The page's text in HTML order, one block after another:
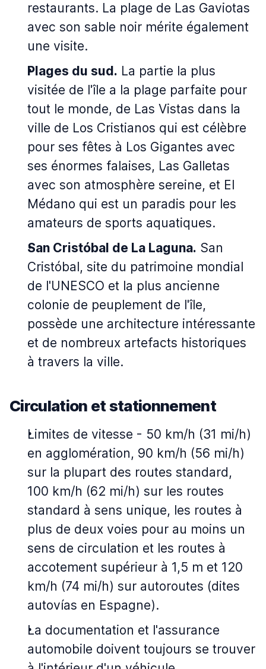
restaurants. La plage de Las Gaviotas
avec son sable noir mérite également
une visite.
Plages du sud. La partie la plus
visitée de l'île a la plage parfaite pour
tout le monde, de Las Vistas dans la
ville de Los Cristianos qui est célèbre
pour ses fêtes à Los Gigantes avec
ses énormes falaises, Las Galletas
avec son atmosphère sereine, et El
Médano qui est un paradis pour les
amateurs de sports aquatiques.
San Cristóbal de La Laguna. San
Cristóbal, site du patrimoine mondial
de l'UNESCO et la plus ancienne
colonie de peuplement de l'île,
possède une architecture intéressante
et de nombreux artefacts historiques
à travers la ville.
Circulation et stationnement
Limites de vitesse - 50 km/h (31 mi/h)
en agglomération, 90 km/h (56 mi/h)
sur la plupart des routes standard,
100 km/h (62 mi/h) sur les routes
standard à sens unique, les routes à
plus de deux voies pour au moins un
sens de circulation et les routes à
accotement supérieur à 1,5 m et 120
km/h (74 mi/h) sur autoroutes (dites
autovías en Espagne).
La documentation et l'assurance
automobile doivent toujours se trouver